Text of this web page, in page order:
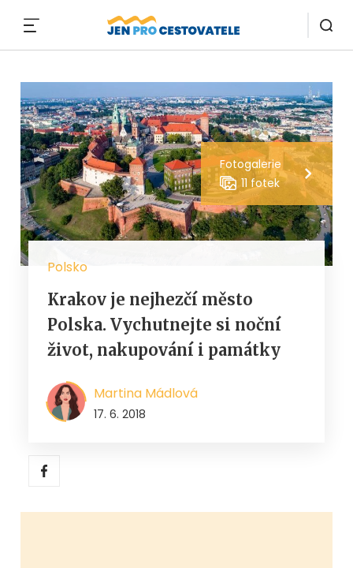
Fotogalerie
11 fotek
Polsko
Krakov je nejhezčí město
Polska. Vychutnejte si noční
život, nakupování i památky
Martina Mádlová
17. 6. 2018